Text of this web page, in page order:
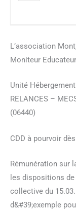
L’association
Moniteur
Unité
RELANCES –
(06440)
CDD à pourvoir
Rémunération sur
les dispositions
collective du
d&#39;exemple